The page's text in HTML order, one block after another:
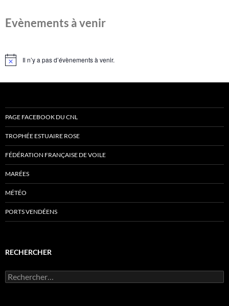
Evènements à venir
Notice Il n’y a pas d’évènements à venir.
PAGE FACEBOOK DU CNL
TROPHÉE ESTUAIRE ROSE
FÉDÉRATION FRANÇAISE DE VOILE
MARÉES
MÉTÉO
PORTS VENDÉENS
RECHERCHER
Rechercher :